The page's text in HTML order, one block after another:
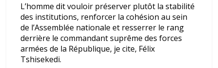
L’homme dit vouloir préserver plutôt la stabilité
des institutions, renforcer la cohésion au sein
de l’Assemblée nationale et resserrer le rang
derrière le commandant suprême des forces
armées de la République, je cite, Félix
Tshisekedi.